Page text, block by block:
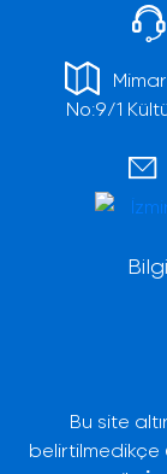
No:9/1
Bu site
belirtilmedikçe